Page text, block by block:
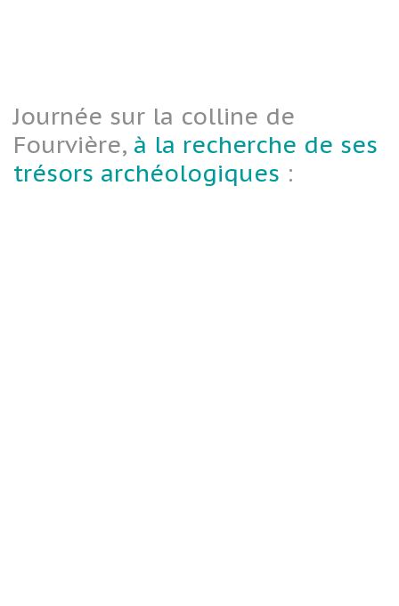
Journée sur la colline de
Fourvière, à la recherche de ses
trésors archéologiques :